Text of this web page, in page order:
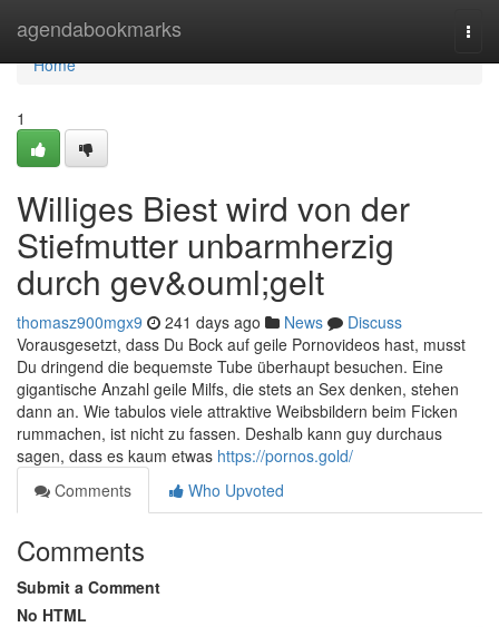
agendabookmarks
Home
Home
1
Williges Biest wird von der
Stiefmutter unbarmherzig
durch gev&ouml;gelt
thomasz900mgx9 241 days ago News
Discuss
Vorausgesetzt, dass Du Bock auf geile Pornovideos hast, musst
Du dringend die bequemste Tube überhaupt besuchen. Eine
gigantische Anzahl geile Milfs, die stets an Sex denken, stehen
dann an. Wie tabulos viele attraktive Weibsbildern beim Ficken
rummachen, ist nicht zu fassen. Deshalb kann guy durchaus
sagen, dass es kaum etwas https://pornos.gold/
Comments
Who Upvoted
Comments
Submit a Comment
No HTML